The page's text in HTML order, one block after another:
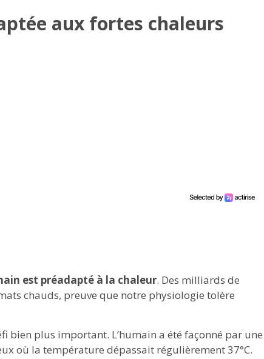
aux fortes chaleurs
est préadapté à la chaleur. Des milliards de
chauds, preuve que notre physiologie tolère
bien plus important. L’humain a été façonné par une
où la température dépassait régulièrement 37°C.